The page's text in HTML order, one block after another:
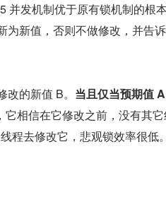
并发机制优于原有锁机制的根
为新值，否则不做修改，并告
的新值 B。 当且仅当预期值
它相信在它修改之前，没有其
程去修改它，悲观锁效率很低